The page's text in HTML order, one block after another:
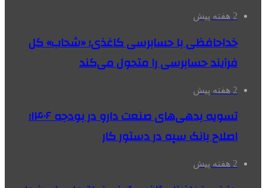
2 هفته پیش
خداحافظی با حسابرسی کاغذی؛ «شحاب» کل
فرآیند حسابرسی را متحول می‌کند
2 هفته پیش
تسویه بدهی‌های صنعت دارو در بودجه ۱۴۰۶؛
اصلاح بانک سپه در دستور کار
2 هفته پیش